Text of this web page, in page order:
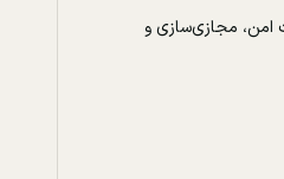
امن، مجازی‌سازی و